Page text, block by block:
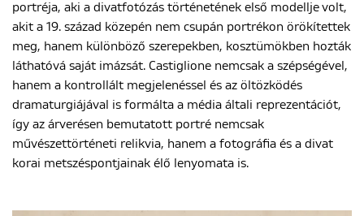
portréja, aki a divatfotózás történetének első modellje volt,
akit a 19. század közepén nem csupán portrékon örökítettek
meg, hanem különböző szerepekben, kosztümökben hozták
láthatóvá saját imázsát. Castiglione nemcsak a szépségével,
hanem a kontrollált megjelenéssel és az öltözködés
dramaturgiájával is formálta a média általi reprezentációt,
így az árverésen bemutatott portré nemcsak
művészettörténeti relikvia, hanem a fotográfia és a divat
korai metszéspontjainak élő lenyomata is.